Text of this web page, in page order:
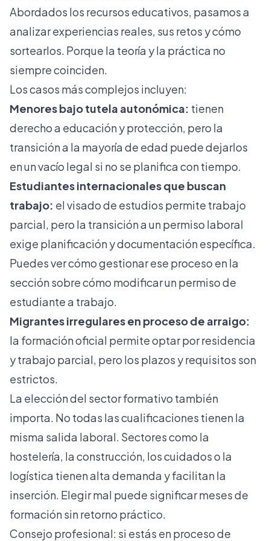
Abordados los recursos educativos, pasamos a
analizar experiencias reales, sus retos y cómo
sortearlos. Porque la teoría y la práctica no
siempre coinciden.
Los casos más complejos incluyen:
Menores bajo tutela autonómica: tienen
derecho a educación y protección, pero la
transición a la mayoría de edad puede dejarlos
en un vacío legal si no se planifica con tiempo.
Estudiantes internacionales que buscan
trabajo: el visado de estudios permite trabajo
parcial, pero la transición a un permiso laboral
exige planificación y documentación específica.
Puedes ver cómo gestionar ese proceso en la
sección sobrecómo modificar un permiso de
estudiante a trabajo
Migrantes irregulares en proceso de arraigo:
la formación oficial permite optar por residencia
y trabajo parcial, pero los plazos y requisitos son
estrictos.
La elección del sector formativo también
importa. No todas las cualificaciones tienen la
misma salida laboral. Sectores como la
hostelería, la construcción, los cuidados o la
logística tienen alta demanda y facilitan la
inserción. Elegir mal puede significar meses de
formación sin retorno práctico.
Consejo profesional: si estás en proceso de